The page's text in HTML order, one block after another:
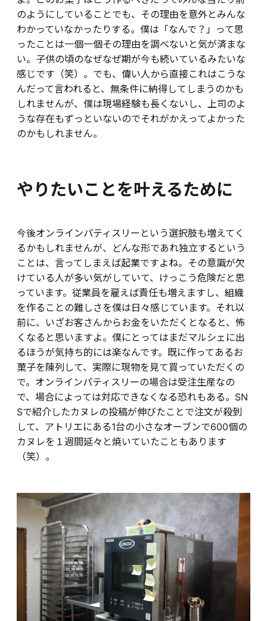
のようにしていることでも、その理由を意外とみんな
わかっていなかったりする。僕は「なんで？」って思
ったことは一個一個その理由を調べないと気が済まな
い。子供の頃のなぜなぜ期が今も続いているみたいな
感じです（笑）。でも、偉い人から直接これはこうな
んだって言われると、無条件に納得してしまうのかも
しれませんが、僕は現場経験も長くないし、上司のよ
うな存在もずっといないのでそれがかえってよかった
のかもしれません。
やりたいことを叶えるために
今後オンラインパティスリーという選択肢も増えてく
るかもしれませんが、どんな形であれ独立するという
ことは、言ってしまえば起業ですよね。その意識が欠
けている人が多い気がしていて、けっこう危険だと思
っています。従業員を雇えば責任も増えますし、組織
を作ることの難しさを僕は日々感じています。それ以
前に、いざお客さんからお金をいただくとなると、怖
くなると思いますよ。僕にとってはまだマルシェに出
るほうが気持ち的には楽なんです。既に作ってあるお
菓子を陳列して、実際に現物を見て買っていただくの
で。オンラインパティスリーの場合は受注生産なの
で、場合によっては対応できなくなる恐れもある。SN
Sで紹介したカヌレの投稿が伸びたことで注文が殺到
して、アトリエにある1台の小さなオーブンで600個の
カヌレを１週間延々と焼いていたこともあります
（笑）。